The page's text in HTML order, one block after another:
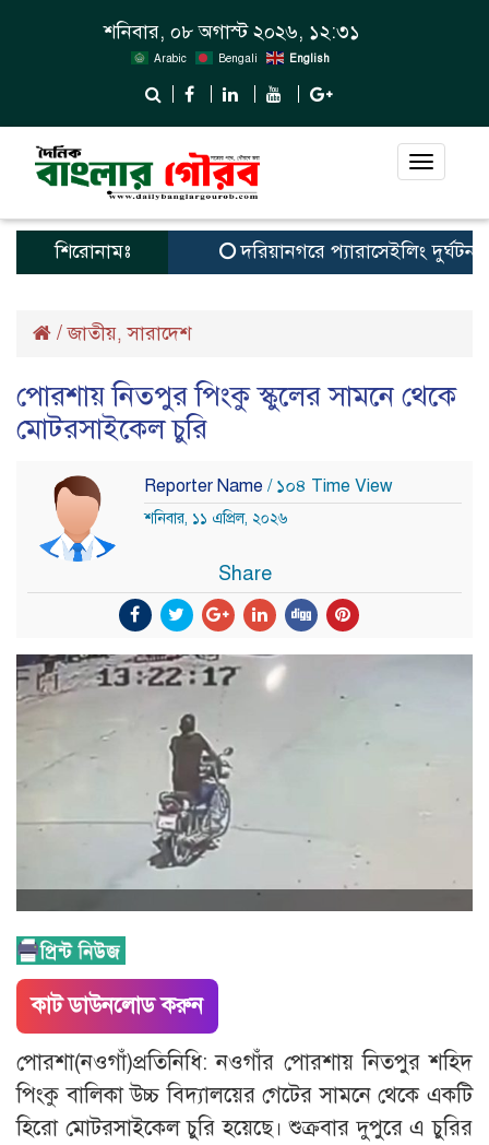
শনিবার, ০৮ অগাস্ট ২০২৬, ১২:৩১
Arabic Bengali English
Toggle
শিরোনামঃ দরিয়ানগরে প্যারাসেইলিং দুর্ঘটনায়
/জাতীয়,সারাদেশ
পোরশায় নিতপুর পিংকু স্কুলের সামনে থেকে
মোটরসাইকেল চুরি
Reporter Name / ১০৪ Time View
শনিবার, ১১ এপ্রিল, ২০২৬
Share
কাট ডাউনলোড করুন
পোরশা(নওগাঁ)প্রতিনিধি: নওগাঁর পোরশায় নিতপুর শহিদ
পিংকু বালিকা উচ্চ বিদ্যালয়ের গেটের সামনে থেকে একটি
হিরো মোটরসাইকেল চুরি হয়েছে। শুক্রবার দুপুরে এ চুরির